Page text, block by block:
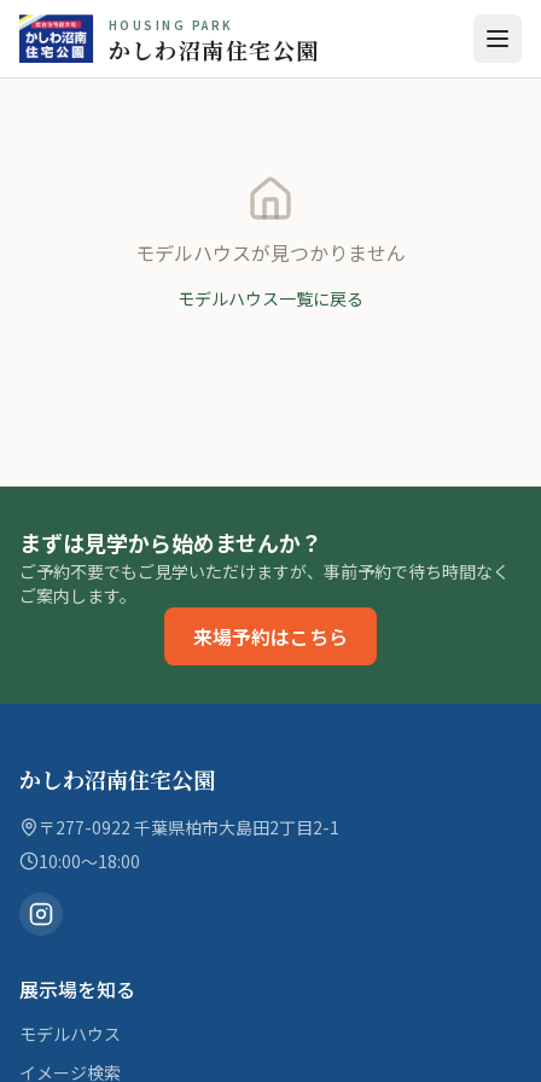
HOUSING PARK
かしわ沼南住宅公園
モデルハウスが見つかりません
モデルハウス一覧に戻る
まずは見学から始めませんか？
ご予約不要でもご見学いただけますが、事前予約で待ち時間なく
ご案内します。
来場予約はこちら
かしわ沼南住宅公園
〒277-0922 千葉県柏市大島田2丁目2-1
10:00〜18:00
展示場を知る
モデルハウス
イメージ検索